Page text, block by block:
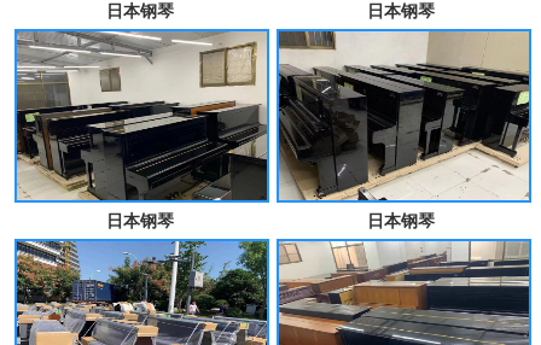
日本钢琴 日本钢琴
日本钢琴 日本钢琴